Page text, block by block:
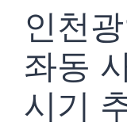
인천
좌동
시기